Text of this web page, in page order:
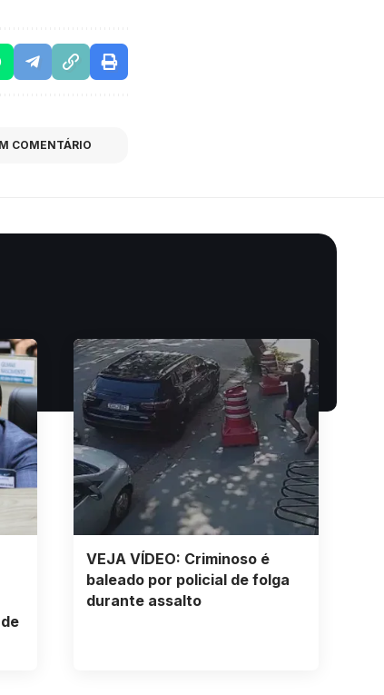
COMENTÁRIO
VEJA VÍDEO: Criminoso é
baleado por policial de folga
durante assalto